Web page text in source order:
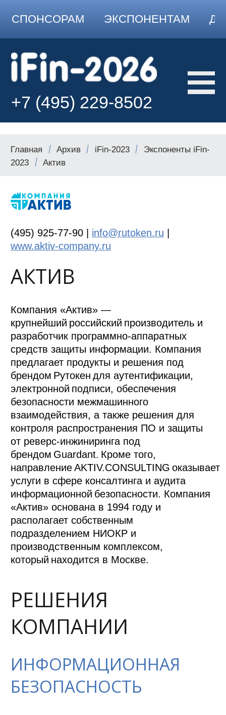
СПОНСОРАМ ЭКСПОНЕНТАМ
+7 (495) 229-8502
Главная Архив iFin-2023
Экспоненты iFin-
2023
Актив
(495) 925-77-90 | info@rutoken.ru
www.aktiv-company.ru
АКТИВ
Компания «Актив» —
крупнейший российский производитель и
разработчик программно-аппаратных
средств защиты информации. Компания
предлагает продукты и решения под
брендом Рутокен для аутентификации,
электронной подписи, обеспечения
безопасности межмашинного
взаимодействия, а также решения для
контроля распространения ПО и защиты
от реверс-инжиниринга под
брендом Guardant. Кроме того,
направление AKTIV.CONSULTING оказывает
услуги в сфере консалтинга и аудита
информационной безопасности. Компания
«Актив» основана в 1994 году и
располагает собственным
подразделением НИОКР и
производственным комплексом,
который находится в Москве.
РЕШЕНИЯ
КОМПАНИИ
ИНФОРМАЦИОННАЯ
БЕЗОПАСНОСТЬ